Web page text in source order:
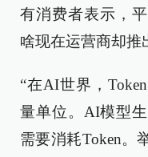
有消费者表示，
啥现在运营商却推
“在AI世界，
量单位。AI模型
需要消耗Token。